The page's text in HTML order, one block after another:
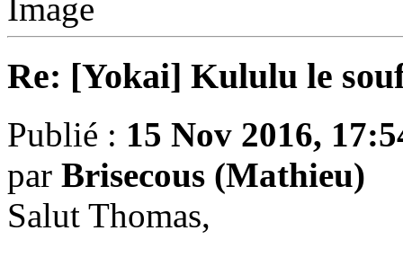
Re: [Yokai] Kululu le
Publié : 15 Nov 2016,
par Brisecous (Mathieu)
Salut Thomas,